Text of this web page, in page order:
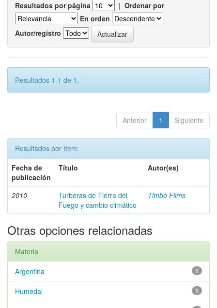
Resultados por página | Ordenar por
En orden
Autor/registro
Resultados 1-1 de 1.
Anterior 1 Siguiente
Resultados por ítem:
Fecha de
publicación
Título Autor(es)
2010
Turberas de Tierra del
Fuego y cambio climático
Timbó Films
Otras opciones relacionadas
Materia
1
Argentina
1
Humedal